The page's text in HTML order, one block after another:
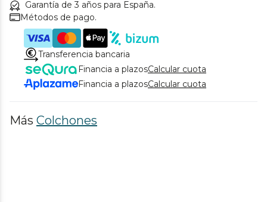
Garantía de 3 años para España.
Métodos de pago.
Transferencia bancaria
Financia a plazosCalcular cuota
Financia a plazosCalcular cuota
Más Colchones